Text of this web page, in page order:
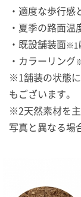
・適度な歩行感
・夏季の路面温
・既設舗装面 ※1
・カラーリング
※1舗装の状態
もございます。
※2天然素材を
写真と異なる場